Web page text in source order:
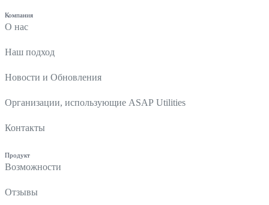
Компания
О нас
Наш подход
Новости и Обновления
Организации, использующие ASAP Utilities
Контакты
Продукт
Возможности
Отзывы